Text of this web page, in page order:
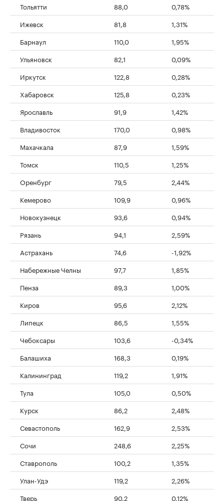
Тольятти
88,0
0,78%
Ижевск
81,8
1,31%
Барнаул
110,0
1,95%
Ульяновск
82,1
0,09%
Иркутск
122,8
0,28%
Хабаровск
125,8
0,23%
Ярославль
91,9
1,42%
Владивосток
170,0
0,98%
Махачкала
87,9
1,59%
Томск
110,5
1,25%
Оренбург
79,5
2,44%
Кемерово
109,9
0,96%
Новокузнецк
93,6
0,94%
Рязань
94,1
2,59%
Астрахань
74,6
-1,92%
Набережные Челны
97,7
1,85%
Пенза
89,3
1,00%
Киров
95,6
2,12%
Липецк
86,5
1,55%
Чебоксары
103,6
-0,34%
Балашиха
168,3
0,19%
Калининград
119,2
1,91%
Тула
105,0
0,50%
Курск
86,2
2,48%
Севастополь
162,9
2,53%
Сочи
248,6
2,25%
Ставрополь
100,2
1,35%
Улан-Удэ
119,2
2,26%
Тверь
90,2 0,12%